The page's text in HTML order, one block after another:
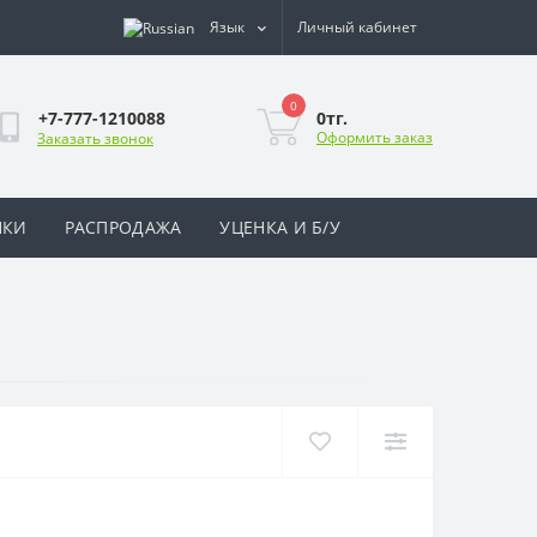
Язык Личный кабинет
+7-777-1210088
Заказать звонок
0
0тг.
Оформить заказ
РАСПРОДАЖА УЦЕНКА И Б/У